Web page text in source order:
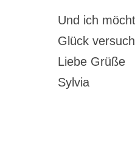
Und ich
Glück
Liebe Grüße
Sylvia